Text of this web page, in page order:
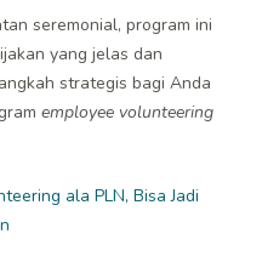
seremonial, program ini
yang jelas dan
strategis bagi Anda
employee volunteering
ala PLN, Bisa Jadi